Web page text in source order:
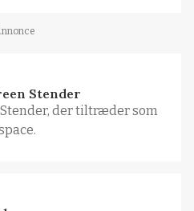
Stender
der tiltræder som